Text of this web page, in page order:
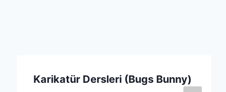
Karikatür Dersleri (Bugs Bunny)